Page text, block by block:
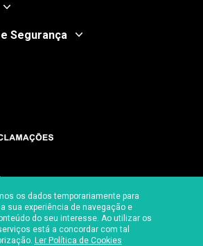
os dados temporariamente para
sua experiência de navegação e
do seu interesse. Ao utilizar os
está a concordar com tal
Ler Política de Cookies
Segurança
Segurança